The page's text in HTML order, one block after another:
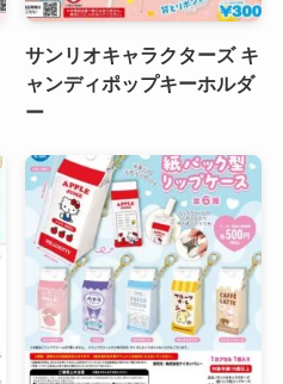
サンリオキャラクターズ キ
ャンディポップキーホルダ
ー